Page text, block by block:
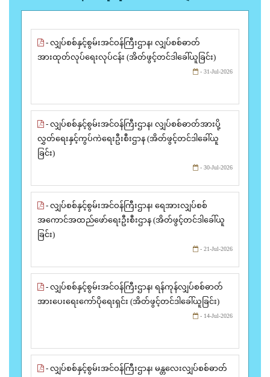
- လျှပ်စစ်နှင့်စွမ်းအင်ဝန်ကြီးဌာန၊ လျှပ်စစ်ဓာတ်
အားထုတ်လုပ်ရေးလုပ်ငန်း (အိတ်ဖွင့်တင်ဒါခေါ်ယူခြင်း)
- 31-Jul-2026
- လျှပ်စစ်နှင့်စွမ်းအင်ဝန်ကြီးဌာန၊ လျှပ်စစ်ဓာတ်အားပို့
လွှတ်ရေးနှင့်ကွပ်ကဲရေးဦးစီးဌာန (အိတ်ဖွင့်တင်ဒါခေါ်ယူ
ခြင်း)
- 30-Jul-2026
- လျှပ်စစ်နှင့်စွမ်းအင်ဝန်ကြီးဌာန၊ ရေအားလျှပ်စစ်
အကောင်အထည်ဖော်ရေးဦးစီးဌာန (အိတ်ဖွင့်တင်ဒါခေါ်ယူ
ခြင်း)
- 21-Jul-2026
- လျှပ်စစ်နှင့်စွမ်းအင်ဝန်ကြီးဌာန၊ ရန်ကုန်လျှပ်စစ်ဓာတ်
အားပေးရေးကော်ပိုရေးရှင်း (အိတ်ဖွင့်တင်ဒါခေါ်ယူခြင်း)
- 14-Jul-2026
- လျှပ်စစ်နှင့်စွမ်းအင်ဝန်ကြီးဌာန၊ မန္တလေးလျှပ်စစ်ဓာတ်